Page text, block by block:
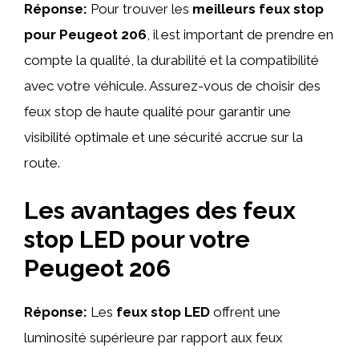
Réponse: Pour trouver les meilleurs feux stop
pour Peugeot 206, il est important de prendre en
compte la qualité, la durabilité et la compatibilité
avec votre véhicule. Assurez-vous de choisir des
feux stop de haute qualité pour garantir une
visibilité optimale et une sécurité accrue sur la
route.
Les avantages des feux
stop LED pour votre
Peugeot 206
Réponse: Les feux stop LED offrent une
luminosité supérieure par rapport aux feux